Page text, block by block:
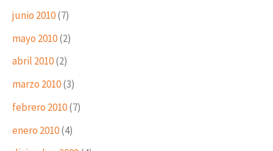
junio 2010(7)
mayo 2010(2)
abril 2010(2)
marzo 2010(3)
febrero 2010(7)
enero 2010(4)